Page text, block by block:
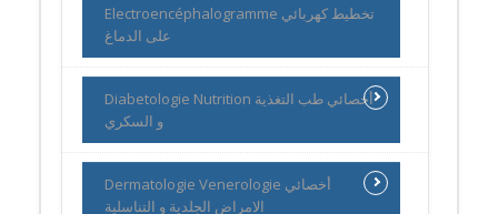
Electroencéphalogramme تخطيط كهربائي
على الدماغ
Diabetologie Nutrition أخصائي طب التغذية
و السكري
Dermatologie Venerologie أخصائي
الامراض الجلدية و التناسلية